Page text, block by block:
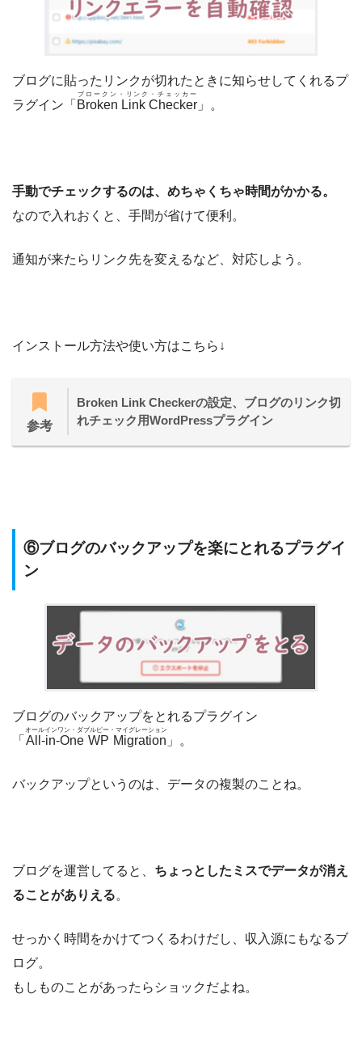
ブログに貼ったリンクが切れたときに知らせしてくれるプ
ラグイン「 Broken Link Checker
ブロークン・リンク・チェッカー
」。
手動でチェックするのは、めちゃくちゃ時間がかかる。
なので入れおくと、手間が省けて便利。
通知が来たらリンク先を変えるなど、対応しよう。
インストール方法や使い方はこちら↓
参考
Broken Link Checkerの設定、ブログのリンク切
れチェック用WordPressプラグイン
⑥ブログのバックアップを楽にとれるプラグイ
ン
ブログのバックアップをとれるプラグイン
「 All-in-One WP Migration
オールインワン・ダブルピー・マイグレーション
」。
バックアップというのは、データの複製のことね。
ブログを運営してると、 ちょっとしたミスでデータが消え
ることがありえる。
せっかく時間をかけてつくるわけだし、収入源にもなるブ
ログ。
もしものことがあったらショックだよね。